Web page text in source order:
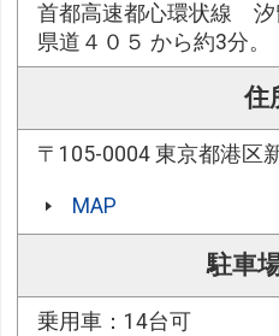
首都高速都心環状線 汐
県道４０５ から約3分。
住
〒105-0004 東京都港区
MAP
駐車
乗用車：14台可